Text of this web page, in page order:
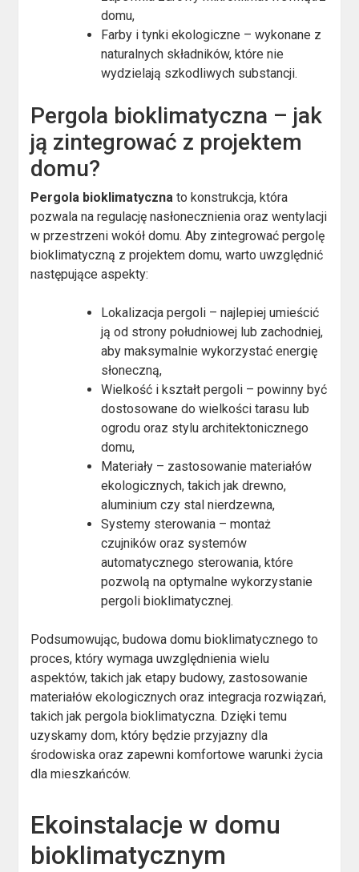
domu,
Farby i tynki ekologiczne – wykonane z
naturalnych składników, które nie
wydzielają szkodliwych substancji.
Pergola bioklimatyczna – jak
ją zintegrować z projektem
domu?
Pergola bioklimatyczna to konstrukcja, która
pozwala na regulację nasłonecznienia oraz wentylacji
w przestrzeni wokół domu. Aby zintegrować pergolę
bioklimatyczną z projektem domu, warto uwzględnić
następujące aspekty:
Lokalizacja pergoli – najlepiej umieścić
ją od strony południowej lub zachodniej,
aby maksymalnie wykorzystać energię
słoneczną,
Wielkość i kształt pergoli – powinny być
dostosowane do wielkości tarasu lub
ogrodu oraz stylu architektonicznego
domu,
Materiały – zastosowanie materiałów
ekologicznych, takich jak drewno,
aluminium czy stal nierdzewna,
Systemy sterowania – montaż
czujników oraz systemów
automatycznego sterowania, które
pozwolą na optymalne wykorzystanie
pergoli bioklimatycznej.
Podsumowując, budowa domu bioklimatycznego to
proces, który wymaga uwzględnienia wielu
aspektów, takich jak etapy budowy, zastosowanie
materiałów ekologicznych oraz integracja rozwiązań,
takich jak pergola bioklimatyczna. Dzięki temu
uzyskamy dom, który będzie przyjazny dla
środowiska oraz zapewni komfortowe warunki życia
dla mieszkańców.
Ekoinstalacje w domu
bioklimatycznym